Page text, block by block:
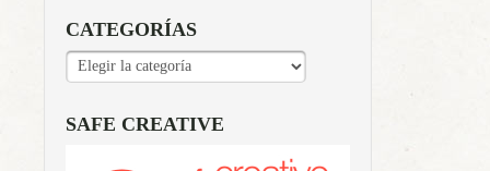
CATEGORÍAS
CATEGORÍAS
SAFE CREATIVE